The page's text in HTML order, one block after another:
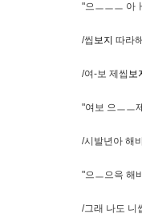
"으ㅡㅡㅡ 아
/씹 보지 따라
/여-보 제씹 보
"여보 으ㅡㅡ
/시발년아 해
"으ㅡ으윽 해
/그래 나도 니